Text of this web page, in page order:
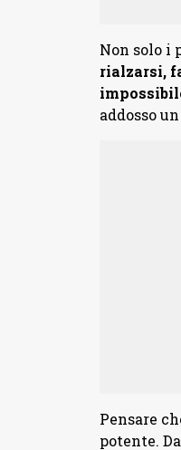
Non solo i
rialzarsi,
addosso
Pensare
potente.